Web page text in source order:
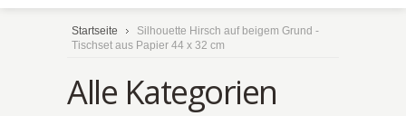
Startseite
Silhouette Hirsch auf beigem Grund -
Tischset aus Papier 44 x 32 cm
Alle Kategorien